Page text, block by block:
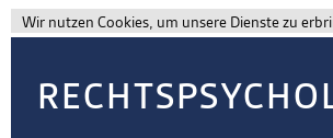
Wir nutzen Cookies, um unsere Dienste zu